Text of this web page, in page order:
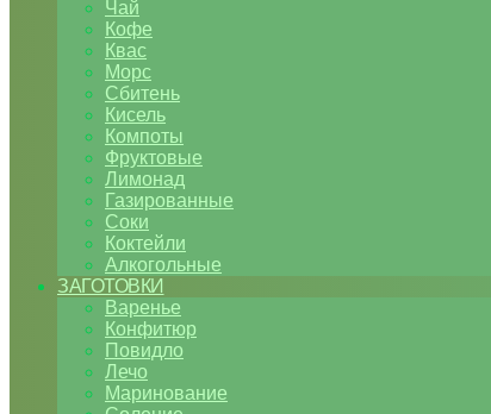
Чай
Кофе
Квас
Морс
Сбитень
Кисель
Компоты
Фруктовые
Лимонад
Газированные
Соки
Коктейли
Алкогольные
ЗАГОТОВКИ
Варенье
Конфитюр
Повидло
Лечо
Маринование